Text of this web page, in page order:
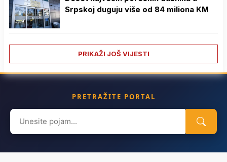
Srpskoj duguju više od 84 miliona KM
PRIKAŽI JOŠ VIJESTI
PRETRAŽITE PORTAL
Search
for: